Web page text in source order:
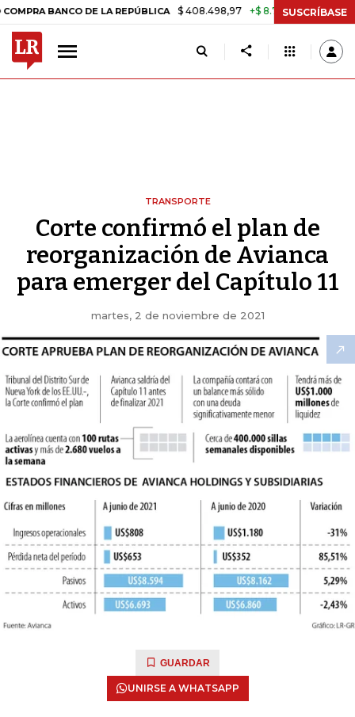
DE LA REPÚBLICA $ 408.498,97 +$ 8.753,81 +2,19% TASA
SUSCRÍBASE
TRANSPORTE
Corte confirmó el plan de
reorganización de Avianca
para emerger del Capítulo 11
martes, 2 de noviembre de 2021
GUARDAR
UNIRSE A WHATSAPP